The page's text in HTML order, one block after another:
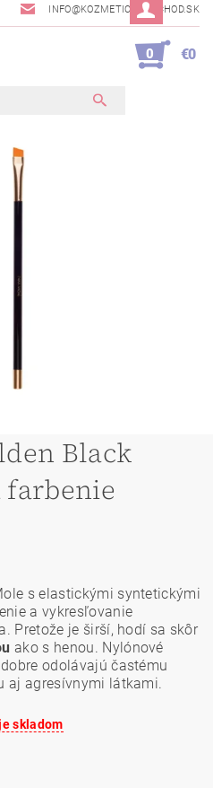
INFO@KOZMETICKYOBCHOD.SK
0 €0
Black
farbenie
s elastickými syntetickými
a vykresľovanie
Pretože je širší, hodí sa skôr
ako s henou. Nylónové
odolávajú častému
aj agresívnymi látkami.
skladom